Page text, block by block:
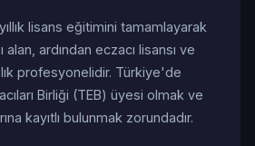
lisans eğitimini tamamlayarak
alan, ardından eczacı lisansı ve
profesyonelidir. Türkiye'de
Birliği (TEB) üyesi olmak ve
kayıtlı bulunmak zorundadır.